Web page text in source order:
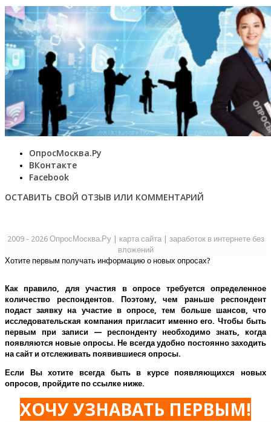
ОпросМосква.Ру
ВКонтакте
Facebook
ОСТАВИТЬ СВОЙ ОТЗЫВ ИЛИ КОММЕНТАРИЙ
2009 - 2026 ОпросМосква.Ру| карта сайта| заработок в интернете без
вложений
Хотите первым получать информацию о новых опросах?
Как правило, для участия в опросе требуется определенное
количество респондентов. Поэтому, чем раньше респондент
подаст заявку на участие в опросе, тем больше шансов, что
исследовательская компания пригласит именно его.Чтобы быть
первым при записи — респонденту необходимо знать, когда
появляются новые опросы. Не всегда удобно постоянно заходить
на сайт и отслеживать появившиеся опросы.
Если Вы хотите всегда быть в курсе появляющихся новых
опросов, пройдите по ссылке ниже.
ХОЧУ УЗНАВАТЬ ПЕРВЫМ!